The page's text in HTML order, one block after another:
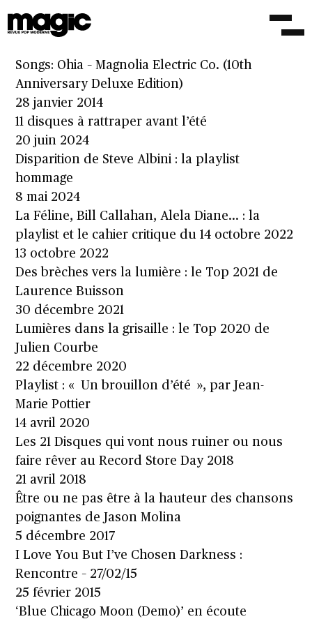
ça sort aujourd’hui et Magic aime
Songs: Ohia – Magnolia Electric Co. (10th
Anniversary Deluxe Edition)
28 janvier 2014
11 disques à rattraper avant l’été
20 juin 2024
Disparition de Steve Albini : la playlist
hommage
8 mai 2024
La Féline, Bill Callahan, Alela Diane… : la
playlist et le cahier critique du 14 octobre 2022
13 octobre 2022
Des brèches vers la lumière : le Top 2021 de
Laurence Buisson
30 décembre 2021
Lumières dans la grisaille : le Top 2020 de
Julien Courbe
22 décembre 2020
Playlist : « Un brouillon d’été », par Jean-
Marie Pottier
14 avril 2020
Les 21 Disques qui vont nous ruiner ou nous
faire rêver au Record Store Day 2018
21 avril 2018
Être ou ne pas être à la hauteur des chansons
poignantes de Jason Molina
5 décembre 2017
I Love You But I’ve Chosen Darkness :
Rencontre – 27/02/15
25 février 2015
‘Blue Chicago Moon (Demo)’ en écoute